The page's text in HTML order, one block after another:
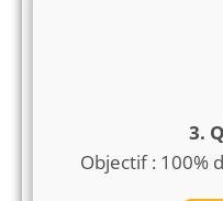
3.
Objectif : 100%